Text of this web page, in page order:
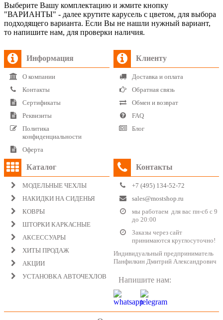
Выберите Вашу комплектацию и жмите кнопку
"ВАРИАНТЫ" - далее крутите карусель с цветом, для выбора
подходящего варианта. Если Вы не нашли нужный вариант,
то напишите нам, для проверки наличия.
Информация
О компании
Контакты
Сертификаты
Реквизиты
Политика
конфиденциальности
Оферта
Клиенту
Доставка и оплата
Обратная связь
Обмен и возврат
FAQ
Блог
Каталог
МОДЕЛЬНЫЕ ЧЕХЛЫ
НАКИДКИ НА СИДЕНЬЯ
КОВРЫ
ШТОРКИ КАРКАСНЫЕ
АКСЕССУАРЫ
ХИТЫ ПРОДАЖ
АКЦИИ
УСТАНОВКА АВТОЧЕХЛОВ
Контакты
+7 (495) 134-52-72
sales@mostshop.ru
мы работаем для вас пн-сб с 9
до 20:00
Заказы через сайт
принимаются круглосуточно!
Индивидуальный предприниматель
Панфилкин Дмитрий Александрович
Напишите нам: